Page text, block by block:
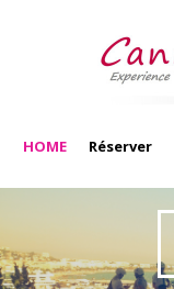
HOME Réserver